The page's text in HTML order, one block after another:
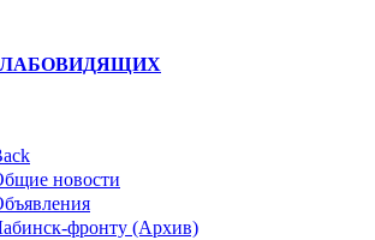
новости
фронту (Архив)